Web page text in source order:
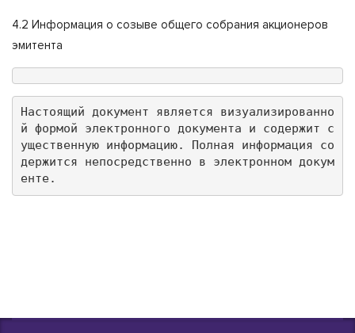
4.2 Информация о созыве общего собрания акционеров
эмитента
Настоящий документ является визуализированно
й формой электронного документа и содержит с
ущественную информацию. Полная информация со
держится непосредственно в электронном докум
енте.